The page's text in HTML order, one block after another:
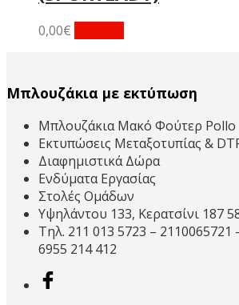
0,00€
πολλαπλές
παραλλαγές.
Οι
επιλογές
μπορούν
να
επιλεγούν
στη
σελίδα
Μπλουζάκια με εκτύπωση
Μπλουζάκια Μακό Φούτερ Pollo
Εκτυπώσεις Μεταξοτυπίας &
Διαφημιστικά Δώρα
Ενδύματα Εργασίας
Στολές Ομάδων
Υψηλάντου 133, Κερατσίνι 187
Τηλ. 211 013 5723 – 2110065721
6955 214 412